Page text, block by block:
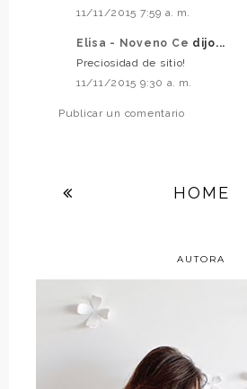
11/11/2015 7:59 a. m.
Elisa - Noveno Ce dijo...
Preciosidad de sitio!
11/11/2015 9:30 a. m.
Publicar un comentario
HOME
AUTORA